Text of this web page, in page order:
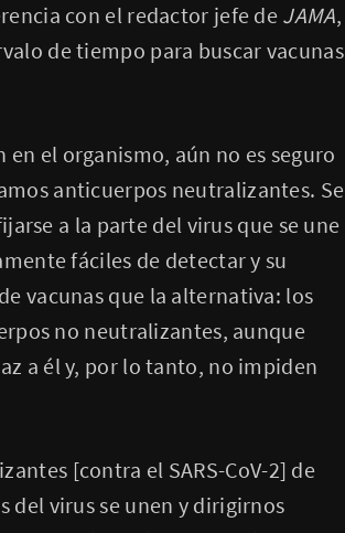
con el redactor jefe de JAMA,
de tiempo para buscar vacunas
el organismo, aún no es seguro
anticuerpos neutralizantes. Se
a la parte del virus que se une
fáciles de detectar y su
vacunas que la alternativa: los
no neutralizantes, aunque
a él y, por lo tanto, no impiden
[contra el SARS-CoV-2] de
del virus se unen y dirigirnos